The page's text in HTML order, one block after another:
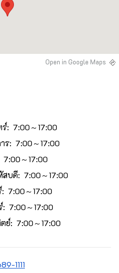
Open in Google Maps
: 7:00～17:00
ร: 7:00～17:00
～17:00
บดี: 7:00～17:00
7:00～17:00
: 7:00～17:00
ย์: 7:00～17:00
1111